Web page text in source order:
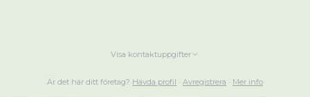
Visa kontaktuppgifter
Är det här ditt företag? Hävda profil · Avregistrera · Mer info